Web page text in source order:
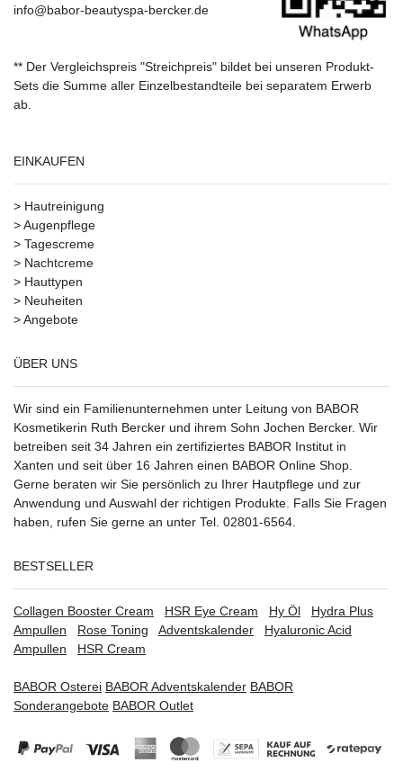
info@babor-beautyspa-bercker.de
** Der Vergleichspreis "Streichpreis" bildet bei unseren Produkt-
Sets die Summe aller Einzelbestandteile bei separatem Erwerb
ab.
EINKAUFEN
> Hautreinigung
>Augenpflege
> Tagescreme
> Nachtcreme
> Hauttypen
> Neuheiten
>Angebote
ÜBER UNS
Wir sind ein Familienunternehmen unter Leitung von BABOR
Kosmetikerin Ruth Bercker und ihrem Sohn Jochen Bercker. Wir
betreiben seit 34 Jahren ein zertifiziertes BABOR Institut in
Xanten und seit über 16 Jahren einen BABOR Online Shop.
Gerne beraten wir Sie persönlich zu Ihrer Hautpflege und zur
Anwendung und Auswahl der richtigen Produkte. Falls Sie Fragen
haben, rufen Sie gerne an unter Tel. 02801-6564.
BESTSELLER
Collagen Booster Cream HSR Eye Cream Hy Öl
Hydra Plus
Ampullen
Rose Toning Adventskalender
Hyaluronic Acid
Ampullen
HSR Cream
BABOR Osterei BABOR Adventskalender BABOR
Sonderangebote BABOR Outlet